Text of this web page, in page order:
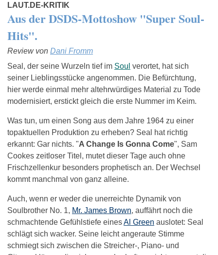
LAUT.DE-KRITIK
Aus der DSDS-Mottoshow "Super Soul-
Hits".
Review von Dani Fromm
Seal, der seine Wurzeln tief im Soul verortet, hat sich
seiner Lieblingsstücke angenommen. Die Befürchtung,
hier werde einmal mehr altehrwürdiges Material zu Tode
modernisiert, erstickt gleich die erste Nummer im Keim.
Was tun, um einen Song aus dem Jahre 1964 zu einer
topaktuellen Produktion zu erheben? Seal hat richtig
erkannt: Gar nichts. "A Change Is Gonna Come", Sam
Cookes zeitloser Titel, mutet dieser Tage auch ohne
Frischzellenkur besonders prophetisch an. Der Wechsel
kommt manchmal von ganz alleine.
Auch, wenn er weder die unerreichte Dynamik von
Soulbrother No. 1, Mr. James Brown, auffährt noch die
schmachtende Gefühlstiefe einesAl Green auslotet: Seal
schlägt sich wacker. Seine leicht angeraute Stimme
schmiegt sich zwischen die Streicher-, Piano- und